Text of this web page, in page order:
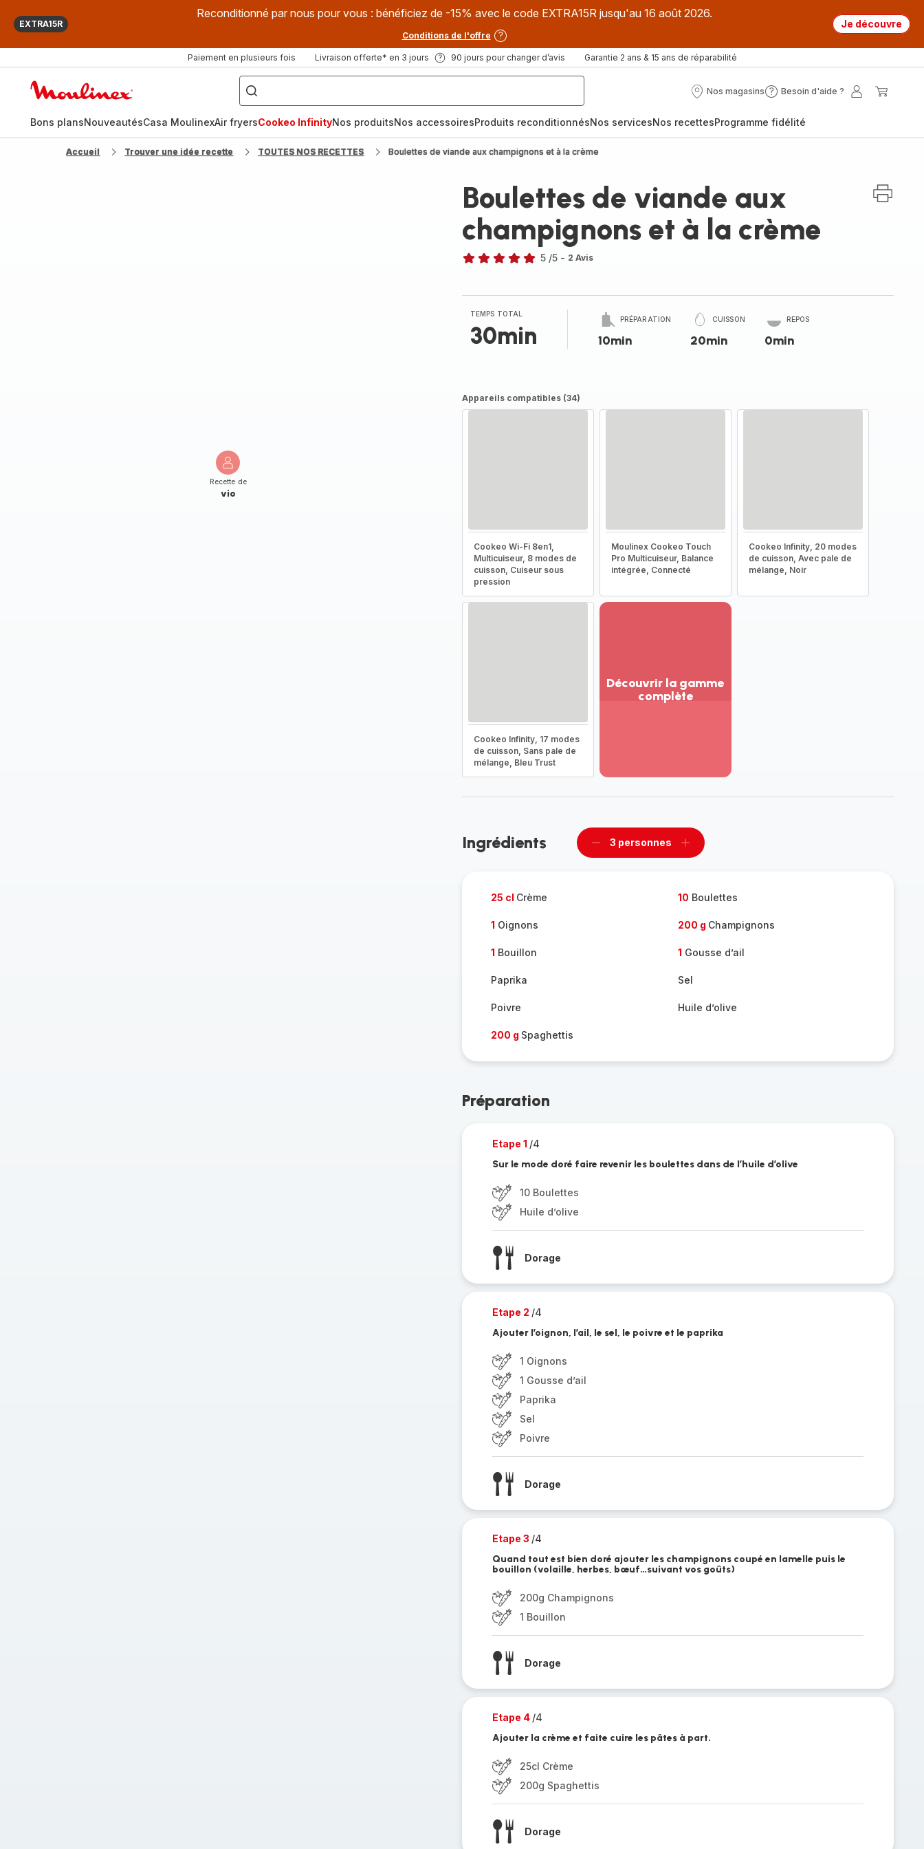
EXTRA15R
Reconditionné par nous pour vous : bénéficiez de -15% avec le code EXTRA15R jusqu'au 16 août 2026.
Conditions de l'offre
Je découvre
Paiement en plusieurs fois Livraison offerte* en 3 jours 90 jours pour changer d’avis Garantie 2 ans & 15 ans de réparabilité
["Que
recherchez-
vous
?",
fryer",
"Companion"]
Nos magasins
Nos
Besoin d'aide ?
Besoin
?
Mon
Bons plansNouveautésCasa MoulinexAir fryersCookeo InfinityNos produitsNos accessoiresProduits reconditionnésNos servicesNos recettesProgramme fidélité
Accueil Trouver une idée recette TOUTES NOS RECETTES Boulettes de viande aux champignons et à la crème
Recette de
vio
Boulettes de viande aux
champignons et à la crème
étoiles
(moyenne)
5 /5 - 2 Avis
TEMPS TOTAL
30min
PRÉPARATION
10min
CUISSON
20min
REPOS
0min
Appareils compatibles (34)
Cookeo Wi-Fi 8en1,
Multicuiseur, 8 modes de
cuisson, Cuiseur sous
pression
Moulinex Cookeo Touch
Pro Multicuiseur, Balance
intégrée, Connecté
Cookeo Infinity, 20 modes
de cuisson, Avec pale de
mélange, Noir
Cookeo Infinity, 17 modes
de cuisson, Sans pale de
mélange, Bleu Trust
Découvrir la gamme
complète
gamme
Ingrédients
Supprimer
3 personnes
Ajouter
25 cl Crème 10 Boulettes
1 Oignons 200 g Champignons
1 Bouillon 1 Gousse d’ail
Paprika Sel
Poivre Huile d’olive
200 g Spaghettis
Préparation
Etape 1 /4
Sur le mode doré faire revenir les boulettes dans de l’huile d’olive
10 Boulettes
Huile d’olive
Dorage
Etape 2 /4
Ajouter l’oignon, l’ail, le sel, le poivre et le paprika
1 Oignons
1 Gousse d’ail
Paprika
Sel
Poivre
Dorage
Etape 3 /4
Quand tout est bien doré ajouter les champignons coupé en lamelle puis le
bouillon (volaille, herbes, bœuf…suivant vos goûts)
200g Champignons
1 Bouillon
Dorage
Etape 4 /4
Ajouter la crème et faite cuire les pâtes à part.
25cl Crème
200g Spaghettis
Dorage